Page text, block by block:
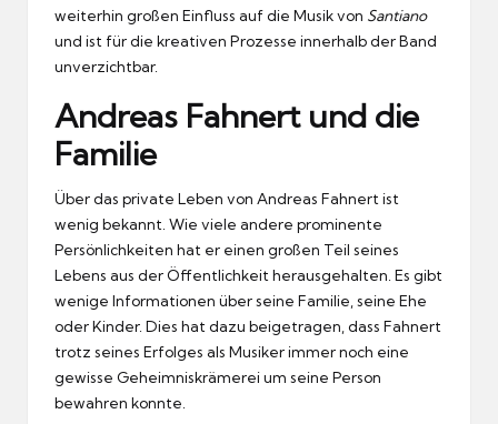
weiterhin großen Einfluss auf die Musik von Santiano
und ist für die kreativen Prozesse innerhalb der Band
unverzichtbar.
Andreas Fahnert und die
Familie
Über das private Leben von Andreas Fahnert ist
wenig bekannt. Wie viele andere prominente
Persönlichkeiten hat er einen großen Teil seines
Lebens aus der Öffentlichkeit herausgehalten. Es gibt
wenige Informationen über seine Familie, seine Ehe
oder Kinder. Dies hat dazu beigetragen, dass Fahnert
trotz seines Erfolges als Musiker immer noch eine
gewisse Geheimniskrämerei um seine Person
bewahren konnte.